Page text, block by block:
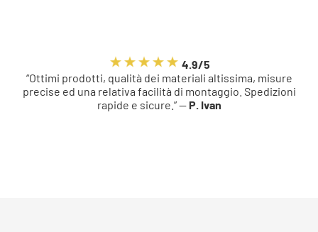
4.9/5
“Ottimi prodotti, qualità dei materiali altissima, misure
precise ed una relativa facilità di montaggio. Spedizioni
rapide e sicure.” — P. Ivan